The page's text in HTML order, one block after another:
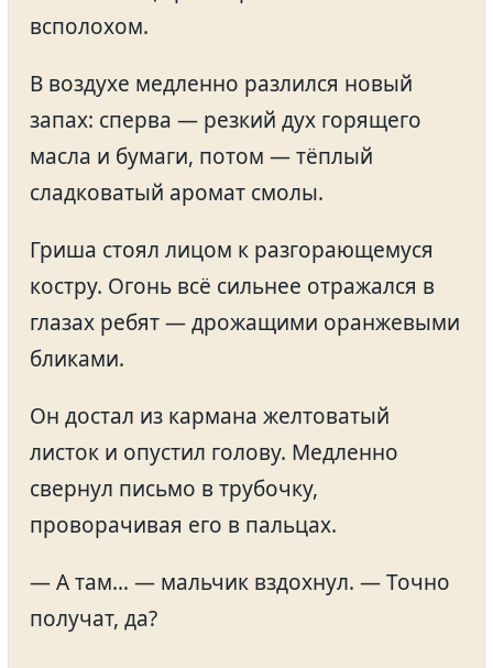
всполохом.
В воздухе медленно разлился новый
запах: сперва — резкий дух горящего
масла и бумаги, потом — тёплый
сладковатый аромат смолы.
Гриша стоял лицом к разгорающемуся
костру. Огонь всё сильнее отражался в
глазах ребят — дрожащими оранжевыми
бликами.
Он достал из кармана желтоватый
листок и опустил голову. Медленно
свернул письмо в трубочку,
проворачивая его в пальцах.
— А там… — мальчик вздохнул. — Точно
получат, да?